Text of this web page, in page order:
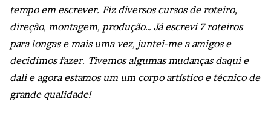
tempo em escrever. Fiz diversos cursos de roteiro,
direção, montagem, produção… Já escrevi 7 roteiros
para longas e mais uma vez, juntei-me a amigos e
decidimos fazer. Tivemos algumas mudanças daqui e
dali e agora estamos um um corpo artístico e técnico de
grande qualidade!